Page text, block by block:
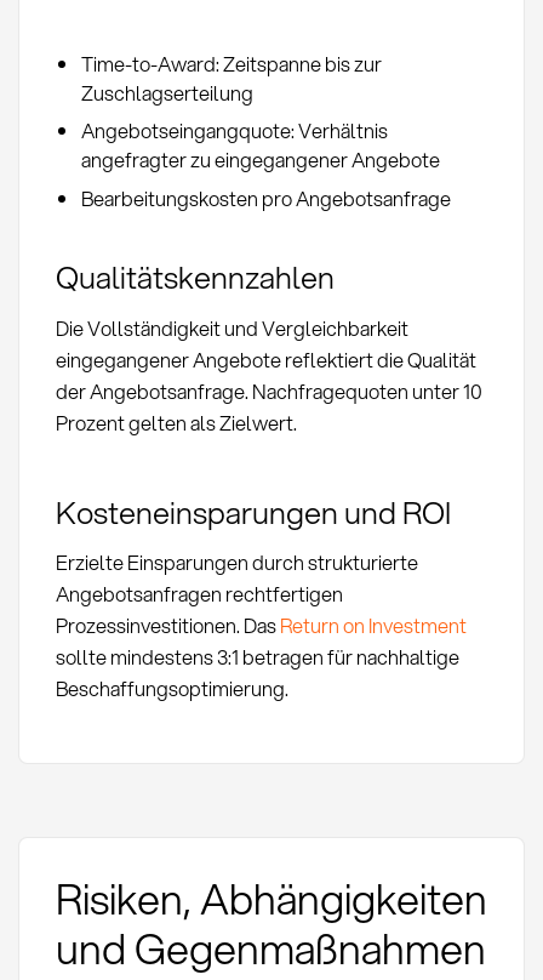
Time-to-Award: Zeitspanne bis zur
Zuschlagserteilung
Angebotseingangquote: Verhältnis
angefragter zu eingegangener Angebote
Bearbeitungskosten pro Angebotsanfrage
Qualitätskennzahlen
Die Vollständigkeit und Vergleichbarkeit
eingegangener Angebote reflektiert die Qualität
der Angebotsanfrage. Nachfragequoten unter 10
Prozent gelten als Zielwert.
Kosteneinsparungen und ROI
Erzielte Einsparungen durch strukturierte
Angebotsanfragen rechtfertigen
Prozessinvestitionen. DasReturn on Investment
sollte mindestens 3:1 betragen für nachhaltige
Beschaffungsoptimierung.
Risiken, Abhängigkeiten
und Gegenmaßnahmen